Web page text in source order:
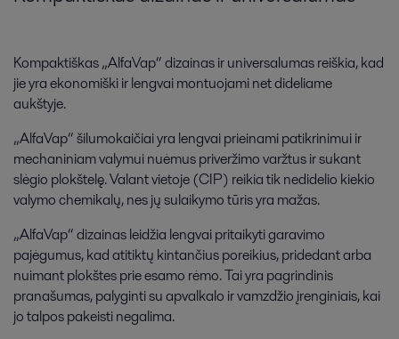
Kompaktiškas „AlfaVap“ dizainas ir universalumas reiškia, kad
jie yra ekonomiški ir lengvai montuojami net dideliame
aukštyje.
„AlfaVap“ šilumokaičiai yra lengvai prieinami patikrinimui ir
mechaniniam valymui nuėmus priveržimo varžtus ir sukant
slėgio plokštelę. Valant vietoje (CIP) reikia tik nedidelio kiekio
valymo chemikalų, nes jų sulaikymo tūris yra mažas.
„AlfaVap“ dizainas leidžia lengvai pritaikyti garavimo
pajėgumus, kad atitiktų kintančius poreikius, pridedant arba
nuimant plokštes prie esamo rėmo. Tai yra pagrindinis
pranašumas, palyginti su apvalkalo ir vamzdžio įrenginiais, kai
jo talpos pakeisti negalima.